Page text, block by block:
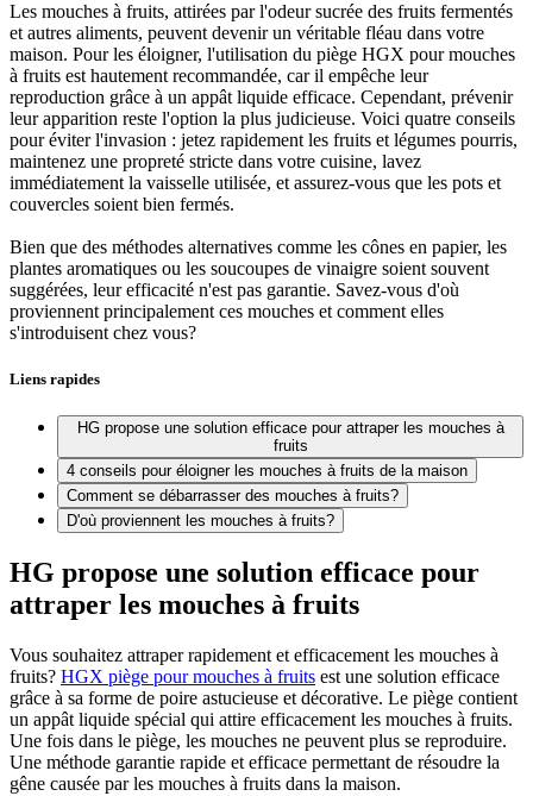
Les mouches à fruits, attirées par l'odeur sucrée des fruits fermentés
et autres aliments, peuvent devenir un véritable fléau dans votre
maison. Pour les éloigner, l'utilisation du piège HGX pour mouches
à fruits est hautement recommandée, car il empêche leur
reproduction grâce à un appât liquide efficace. Cependant, prévenir
leur apparition reste l'option la plus judicieuse. Voici quatre conseils
pour éviter l'invasion : jetez rapidement les fruits et légumes pourris,
maintenez une propreté stricte dans votre cuisine, lavez
immédiatement la vaisselle utilisée, et assurez-vous que les pots et
couvercles soient bien fermés.
Bien que des méthodes alternatives comme les cônes en papier, les
plantes aromatiques ou les soucoupes de vinaigre soient souvent
suggérées, leur efficacité n'est pas garantie. Savez-vous d'où
proviennent principalement ces mouches et comment elles
s'introduisent chez vous?
Liens rapides
HG propose une solution efficace pour attraper les mouches à
fruits
4 conseils pour éloigner les mouches à fruits de la maison
Comment se débarrasser des mouches à fruits?
D'où proviennent les mouches à fruits?
HG propose une solution efficace pour
attraper les mouches à fruits
Vous souhaitez attraper rapidement et efficacement les mouches à
fruits? HGX piège pour mouches à fruits est une solution efficace
grâce à sa forme de poire astucieuse et décorative. Le piège contient
un appât liquide spécial qui attire efficacement les mouches à fruits.
Une fois dans le piège, les mouches ne peuvent plus se reproduire.
Une méthode garantie rapide et efficace permettant de résoudre la
gêne causée par les mouches à fruits dans la maison.